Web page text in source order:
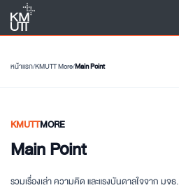
หน้าแรก/KMUTT More/Main Point
KMUTTMORE
Main Point
รวมเรื่องเล่า ความคิด และแรงบันดาลใจจาก มจธ.